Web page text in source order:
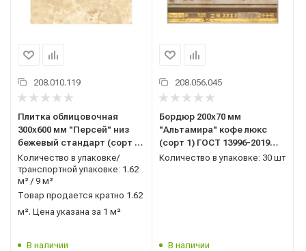
208.010.119
Плитка облицовочная
300x600 мм "Персей" низ
бежевый стандарт (сорт 2)
ГОСТ 13996-2019 AXIMA
(Россия)
Количество в упаковке/
транспортной упаковке: 1.62
м² / 9 м²
Товар продается кратно 1.62
м². Цена указана за 1 м²
В наличии
208.056.045
Бордюр 200x70 мм
"Альтамира" кофе люкс
(сорт 1) ГОСТ 13996-2019
AXIMA (Россия)
Количество в упаковке: 30 шт
В наличии